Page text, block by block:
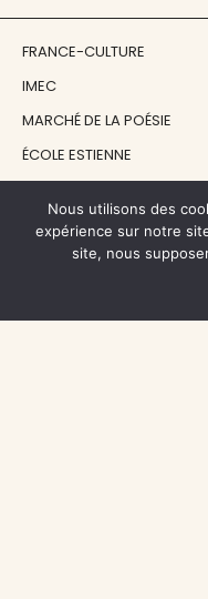
FRANCE-CULTURE
IMEC
MARCHÉ DE LA POÉSIE
ÉCOLE ESTIENNE
DIACRITIK
EN ATTENDANT NADEAU
NOS SOUTIENS
Nous utilisons des
expérience sur notre
site, nous